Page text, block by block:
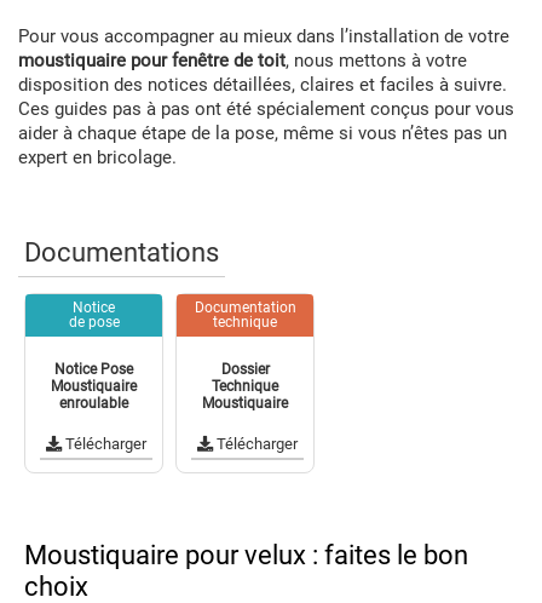
Pour vous accompagner au mieux dans l’installation de votre
moustiquaire pour fenêtre de toit, nous mettons à votre
disposition des notices détaillées, claires et faciles à suivre.
Ces guides pas à pas ont été spécialement conçus pour vous
aider à chaque étape de la pose, même si vous n’êtes pas un
expert en bricolage.
Documentations
Notice
de pose
Notice Pose
Moustiquaire
enroulable
Télécharger
Documentation
technique
Dossier
Technique
Moustiquaire
Télécharger
Moustiquaire pour velux : faites le bon
choix